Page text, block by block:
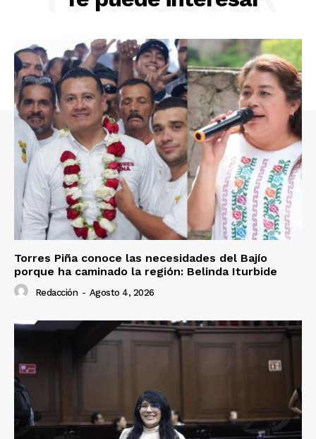
Torres Piña conoce las necesidades del Bajío
porque ha caminado la región: Belinda Iturbide
Redacción - Agosto 4, 2026